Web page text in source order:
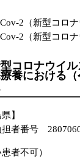
Cov-2（新型コロ
Cov-2（新型コロ
コロナウイ
養における
】
担者番号
患者不可）